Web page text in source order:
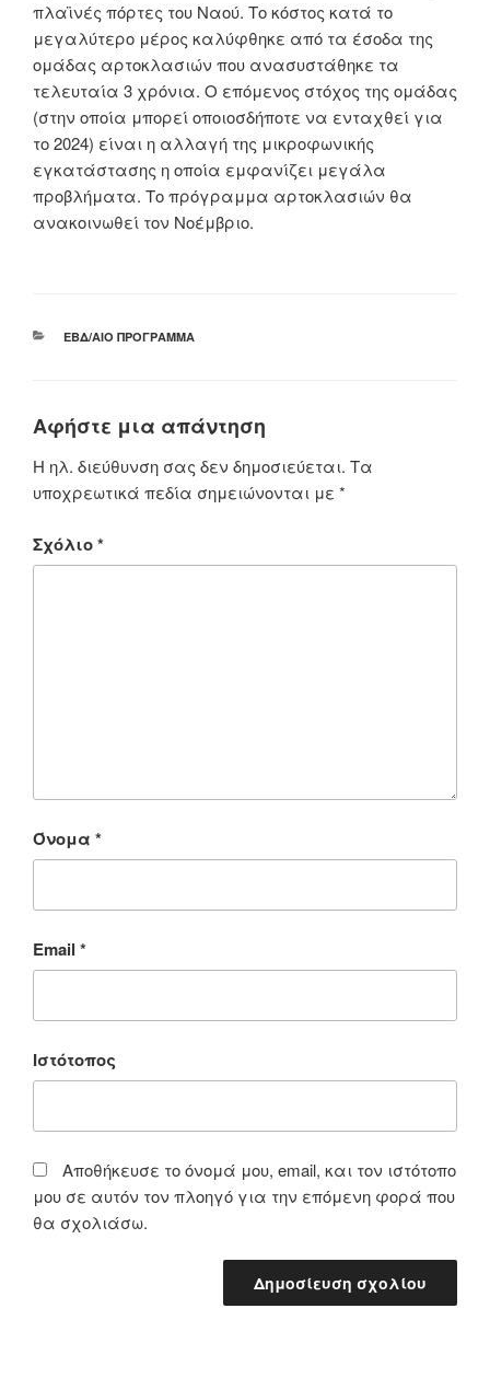
πλαϊνές πόρτες του Ναού. Το κόστος κατά το
μεγαλύτερο μέρος καλύφθηκε από τα έσοδα της
ομάδας αρτοκλασιών που ανασυστάθηκε τα
τελευταία 3 χρόνια. Ο επόμενος στόχος της ομάδας
(στην οποία μπορεί οποιοσδήποτε να ενταχθεί για
το 2024) είναι η αλλαγή της μικροφωνικής
εγκατάστασης η οποία εμφανίζει μεγάλα
προβλήματα. Το πρόγραμμα αρτοκλασιών θα
ανακοινωθεί τον Νοέμβριο.
ΚΑΤΗΓΟΡΊΕΣ
ΕΒΔ/ΑΊΟ ΠΡΌΓΡΑΜΜΑ
Αφήστε μια απάντηση
Η ηλ. διεύθυνση σας δεν δημοσιεύεται. Τα
υποχρεωτικά πεδία σημειώνονται με *
Σχόλιο*
Όνομα *
Email *
Ιστότοπος
Αποθήκευσε το όνομά μου, email, και τον ιστότοπο
μου σε αυτόν τον πλοηγό για την επόμενη φορά που
θα σχολιάσω.